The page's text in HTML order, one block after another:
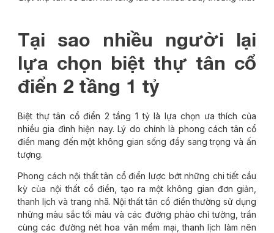
Tại sao nhiều người lại
lựa chọn biệt thự tân cổ
điển 2 tầng 1 tỷ
Biệt thự tân cổ điển 2 tầng 1 tỷ là lựa chọn ưa thích của
nhiều gia đình hiện nay. Lý do chính là phong cách tân cổ
điển mang đến một không gian sống đầy sang trọng và ấn
tượng.
Phong cách nội thất tân cổ điển lược bớt những chi tiết cầu
kỳ của nội thất cổ điển, tạo ra một không gian đơn giản,
thanh lịch và trang nhã. Nội thất tân cổ điển thường sử dụng
những màu sắc tối màu và các đường phào chỉ tường, trần
cùng các đường nét hoa văn mềm mại, thanh lịch làm nên